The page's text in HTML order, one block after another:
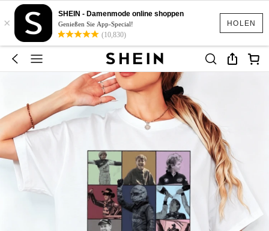
HOLEN
×
SHEIN - Damenmode online shoppen
Genießen Sie App-Special!
(10,830)